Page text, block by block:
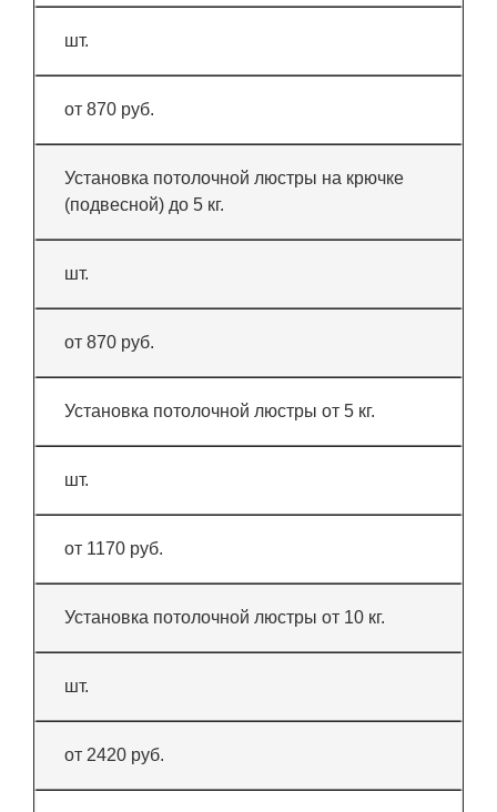
шт.
от 870 руб.
Установка потолочной люстры на крючке
(подвесной) до 5 кг.
шт.
от 870 руб.
Установка потолочной люстры от 5 кг.
шт.
от 1170 руб.
Установка потолочной люстры от 10 кг.
шт.
от 2420 руб.